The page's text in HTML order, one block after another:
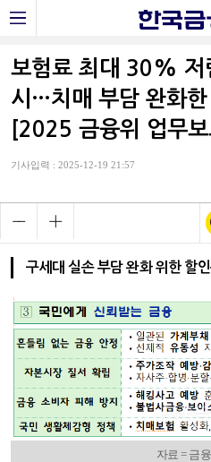
보험료 최대 30% 저
시…치매 부담 완화한
[2025 금융위 업무보
기사입력 : 2025-12-19 21:57
구세대 실손 부담 완화 위한 할
자료 = 금